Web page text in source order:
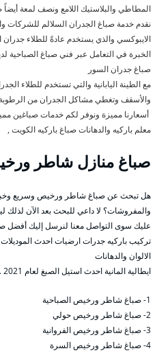
المطاطي والبلاستيك اللامع ونصف لمعة
نقدم خدمة صباغ الجدران السلالم للشركات
الايبوكسي والذي يستخدم عادةً للطلاء جدران
الخبرة في التعامل عبر فني صباغ الصباحية
صباغ جدران السور
مع الطينة اليابانية والتي تستخدم للطلاء
والأسقف وتغطي مشاكل الجدران من
أسعارنا مميزة ونوفر لكم خدمات صباغين
معلم باركيه والدهانات صباغ باركيه الكويت ,
صباغ منازل شاطر
هل تبحث عن صباغ شاطر ورخيص وسريع
والمفروشات؟ لا داعي للبحث بعد الآن لذلك
عليك سوى التواصل معنا لنرسل إليك أفضل
تركيب باركيه جدرات ارضيات احدث
الالوان والدهانات
ايطالية المانية احدث استيل الصبغ لعام 2021 .
1- صباغ شاطر ورخيص الصباحية
2- صباغ شاطر ورخيص حولي
3- صباغ شاطر ورخيص الفروانية
4- صباغ شاطر ورخيص السرة